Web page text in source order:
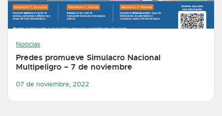
Noticias
Predes promueve Simulacro Nacional
Multipeligro – 7 de noviembre
07 de noviembre, 2022